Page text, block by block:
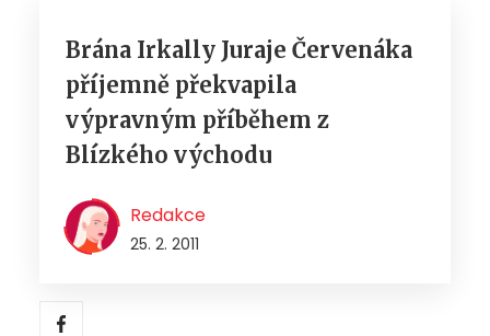
Brána Irkally Juraje Červenáka
příjemně překvapila
výpravným příběhem z
Blízkého východu
Redakce
25. 2. 2011